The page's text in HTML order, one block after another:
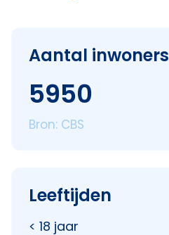
Aantal inwoners
5950
Bron: CBS
Leeftijden
< 18 jaar